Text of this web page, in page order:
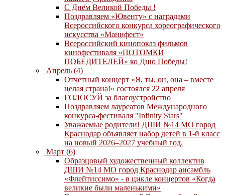
C Днём Великой Победы !
Поздравляем «Ювенту» с наградами
Всероссийского конкурса хореографического
искусства «Манифест»
Всероссийский кинопоказ фильмов
кинофестиваля «ПОТОМКИ
ПОБЕДИТЕЛЕЙ» ко Дню Победы!
Апрель (4)
Отчетный концерт «Я, ты, он, она – вместе
целая страна!» состоялся 22 апреля
ГОЛОСУЙ за благоустройство
Поздравляем лауреатов Международного
конкурса-фестиваля "Infinity Stars"
Уважаемые родители! ДШИ №14 МО город
Краснодар объявляет набор детей в 1-й класс
на новый 2026–2027 учебный год.
Март (6)
Образцовый художественный коллектив
ДШИ №14 МО город Краснодар ансамбль
«Флейтиссимо» - в цикле концертов «Когда
великие были маленькими»